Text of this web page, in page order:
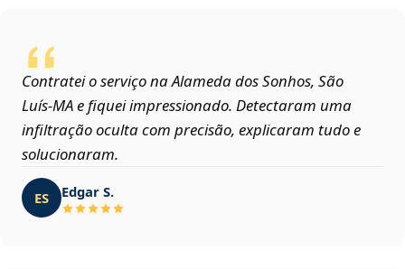
Contratei o serviço na Alameda dos Sonhos, São
Luís‑MA e fiquei impressionado. Detectaram uma
infiltração oculta com precisão, explicaram tudo e
solucionaram.
ES Edgar S.